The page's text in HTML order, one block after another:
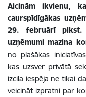
Aicinām ikvienu,
caurspīdīgākas
29. februārī plkst.
uzņēmumi mazina
no plašākas
kas uzsver privātā
izcila iespēja ne tikai
veicināt izpratni par